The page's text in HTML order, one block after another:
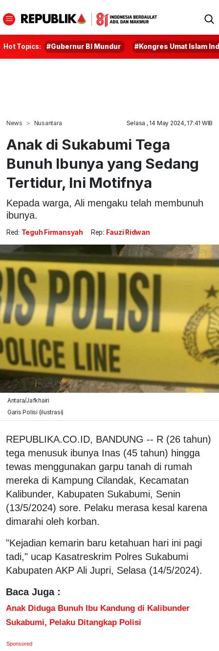
Hot Topics: #Gubernur BI Mundur #Kongres Umat Islam
News Nusantara Selasa , 14 May 2024, 17:41 WIB
Anak di Sukabumi Tega
Bunuh Ibunya yang Sedang
Tertidur, Ini Motifnya
Kepada warga, Ali mengaku telah membunuh
ibunya.
Red: Teguh Firmansyah Rep: Fauzi Ridwan
Antara/Jafkhairi
Garis Polisi (ilustrasi)
REPUBLIKA.CO.ID, BANDUNG -- R (26 tahun)
tega menusuk ibunya Inas (45 tahun) hingga
tewas menggunakan garpu tanah di rumah
mereka di Kampung Cilandak, Kecamatan
Kalibunder, Kabupaten Sukabumi, Senin
(13/5/2024) sore. Pelaku merasa kesal karena
dimarahi oleh korban.
"Kejadian kemarin baru ketahuan hari ini pagi
tadi," ucap Kasatreskrim Polres Sukabumi
Kabupaten AKP Ali Jupri, Selasa (14/5/2024).
Baca Juga :
Anak Diduga Bunuh Ibu Kandung di Kalibunder
Sukabumi, Pelaku Ditangkap Polisi
Sponsored